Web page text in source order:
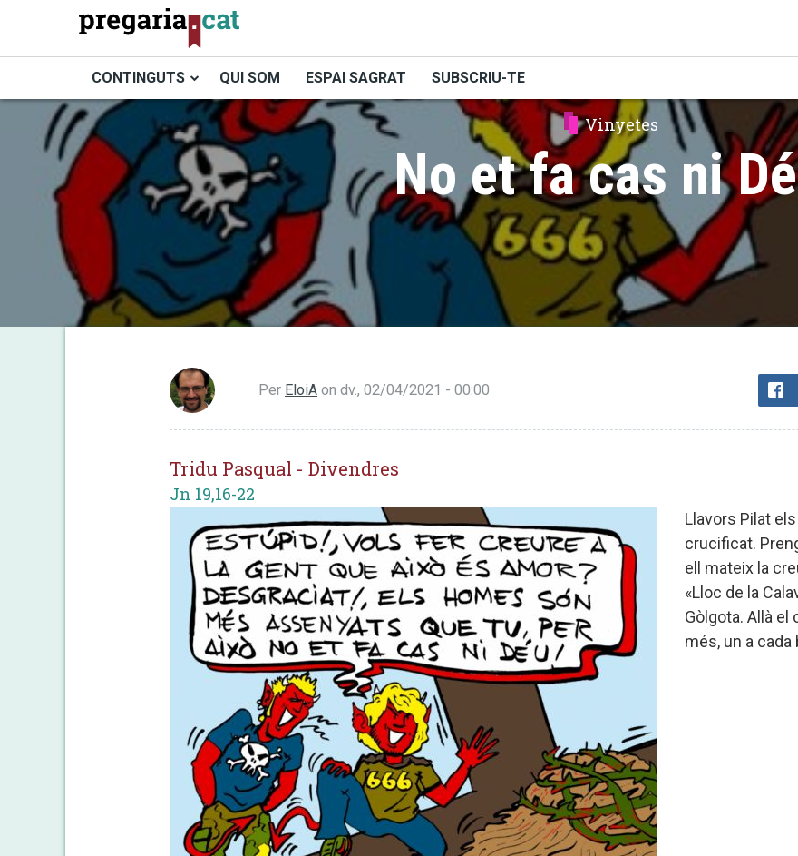
contingut
CONTINGUTS QUI SOM ESPAI SAGRAT SUBSCRIU-TE
Cercador
Vinyetes
No et fa cas ni
Per EloiA on dv., 02/04/2021 - 00:00
Tridu Pasqual - Divendres
Jn 19,16-22
Llavors Pilat
crucificat.
ell mateix la
«Lloc de la
Gòlgota. Allà
més, un a cada